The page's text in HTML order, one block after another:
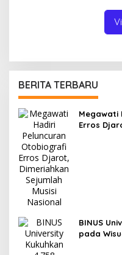
BERITA TERBARU
Megawati
Erros
BINUS
pada